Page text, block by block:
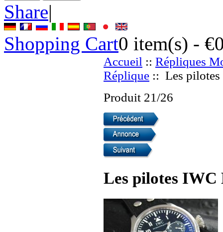
Share|
Shopping Cart0 item(s) -
Accueil :: Répliques
Réplique :: Les pilotes
Produit 21/26
Les pilotes IWC